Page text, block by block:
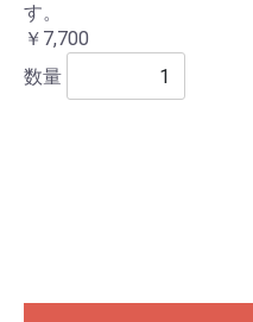
す。
￥7,700
数量